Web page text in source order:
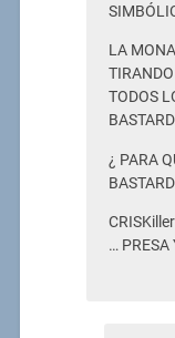
LA
TODOS
¿ PARA
… PRESA